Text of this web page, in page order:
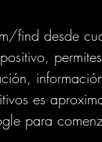
find desde
es
para